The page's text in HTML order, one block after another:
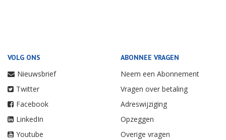
VOLG ONS
Nieuwsbrief
Twitter
Facebook
LinkedIn
Youtube
ABONNEE VRAGEN
Neem een Abonnement
Vragen over betaling
Adreswijziging
Opzeggen
Overige vragen